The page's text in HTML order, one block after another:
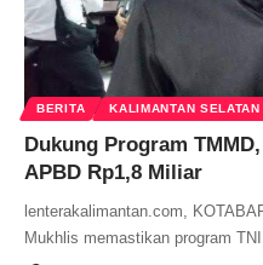
BERITA KALIMANTAN SELATAN
Dukung Program
APBD Rp1,8 Miliar
lenterakalimantan.com,
Mukhlis memastikan program